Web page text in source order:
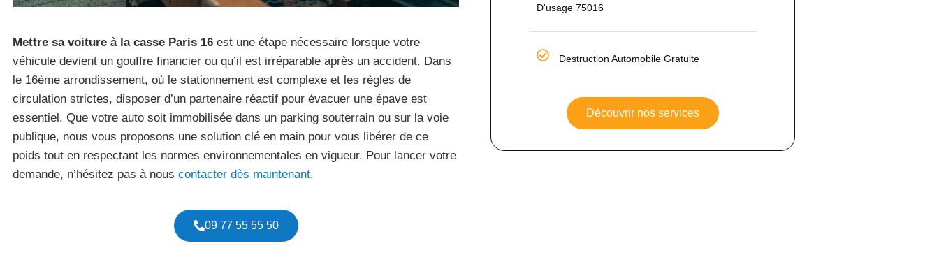
Mettre sa voiture à la casse Paris 16 est une étape nécessaire lorsque votre
véhicule devient un gouffre financier ou qu’il est irréparable après un accident. Dans
le 16ème arrondissement, où le stationnement est complexe et les règles de
circulation strictes, disposer d’un partenaire réactif pour évacuer une épave est
essentiel. Que votre auto soit immobilisée dans un parking souterrain ou sur la voie
publique, nous vous proposons une solution clé en main pour vous libérer de ce
poids tout en respectant les normes environnementales en vigueur. Pour lancer votre
demande, n’hésitez pas à nous contacter dès maintenant.
09 77 55 55 50
D'usage 75016
Destruction Automobile Gratuite
Découvrir nos services